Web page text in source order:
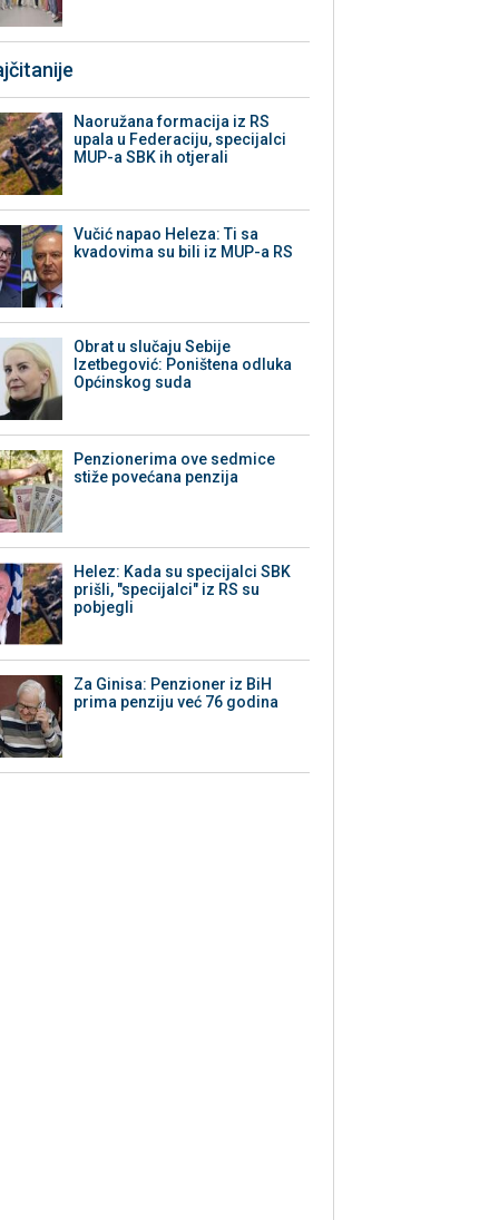
Naoružana formacija iz RS
upala u Federaciju, specijalci
MUP-a SBK ih otjerali
Vučić napao Heleza: Ti sa
kvadovima su bili iz MUP-a RS
Obrat u slučaju Sebije
Izetbegović: Poništena odluka
Općinskog suda
Penzionerima ove sedmice
stiže povećana penzija
Helez: Kada su specijalci SBK
prišli, "specijalci" iz RS su
pobjegli
Za Ginisa: Penzioner iz BiH
prima penziju već 76 godina